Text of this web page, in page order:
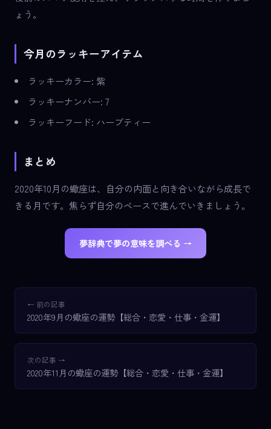
ょう。
今月のラッキーアイテム
ラッキーカラー: 紫
ラッキーナンバー: 7
ラッキーフード: ハーブティー
まとめ
2020年10月の蠍座は、自分の内面と向き合いながら成長で
きる月です。焦らず自分のペースで進んでいきましょう。
夢辞典で夢の意味を調べる →
← 前の記事
2020年9月の蠍座の運勢【総合・恋愛・仕事・金運】
次の記事 →
2020年11月の蠍座の運勢【総合・恋愛・仕事・金運】